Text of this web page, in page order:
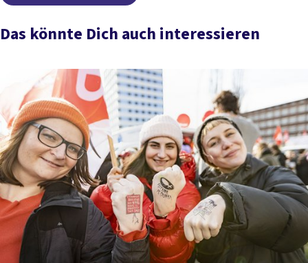
Das könnte Dich auch interessieren